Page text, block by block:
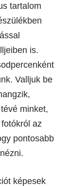
tartalom
is.
Valljuk be
minket,
az
pontosabb
képesek